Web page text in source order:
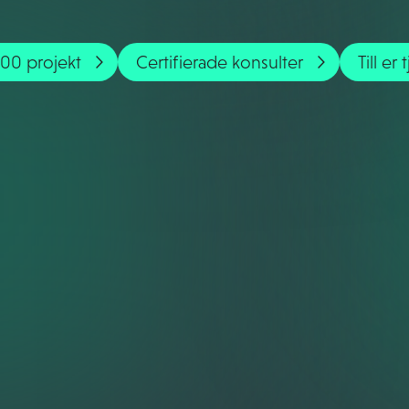
projekt Certifierade konsulter Till er